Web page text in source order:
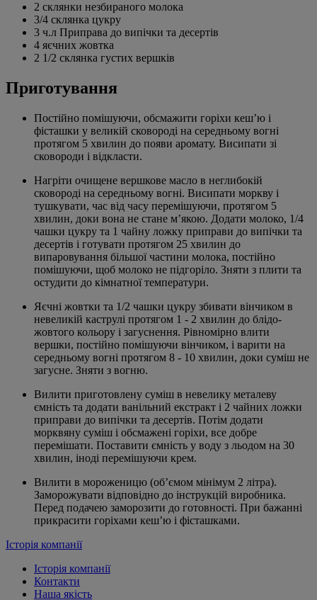
2 склянки незбираного молока
3/4 склянка цукру
3 ч.л Приправа до випічки та десертів
4 яєчних жовтка
2 1/2 склянка густих вершків
Приготування
Постійно помішуючи, обсмажити горіхи кеш’ю і
фісташки у великій сковороді на середньому вогні
протягом 5 хвилин до появи аромату. Висипати зі
сковороди і відкласти.
Нагріти очищене вершкове масло в неглибокій
сковороді на середньому вогні. Висипати моркву і
тушкувати, час від часу перемішуючи, протягом 5
хвилин, доки вона не стане м’якою. Додати молоко, 1/4
чашки цукру та 1 чайну ложку приправи до випічки та
десертів і готувати протягом 25 хвилин до
випаровування більшої частини молока, постійно
помішуючи, щоб молоко не підгоріло. Зняти з плити та
остудити до кімнатної температури.
Яєчні жовтки та 1/2 чашки цукру збивати вінчиком в
невеликій каструлі протягом 1 - 2 хвилин до блідо-
жовтого кольору і загуснення. Рівномірно влити
вершки, постійно помішуючи вінчиком, і варити на
середньому вогні протягом 8 - 10 хвилин, доки суміш не
загусне. Зняти з вогню.
Вилити приготовлену суміш в невелику металеву
ємність та додати ванільний екстракт і 2 чайних ложки
приправи до випічки та десертів. Потім додати
морквяну суміш і обсмажені горіхи, все добре
перемішати. Поставити ємність у воду з льодом на 30
хвилин, іноді перемішуючи крем.
Вилити в мороженицю (об’ємом мінімум 2 літра).
Заморожувати відповідно до інструкцій виробника.
Перед подачею заморозити до готовності. При бажанні
прикрасити горіхами кеш’ю і фісташками.
Історія компанії
Історія компанії
Контакти
Наша якість